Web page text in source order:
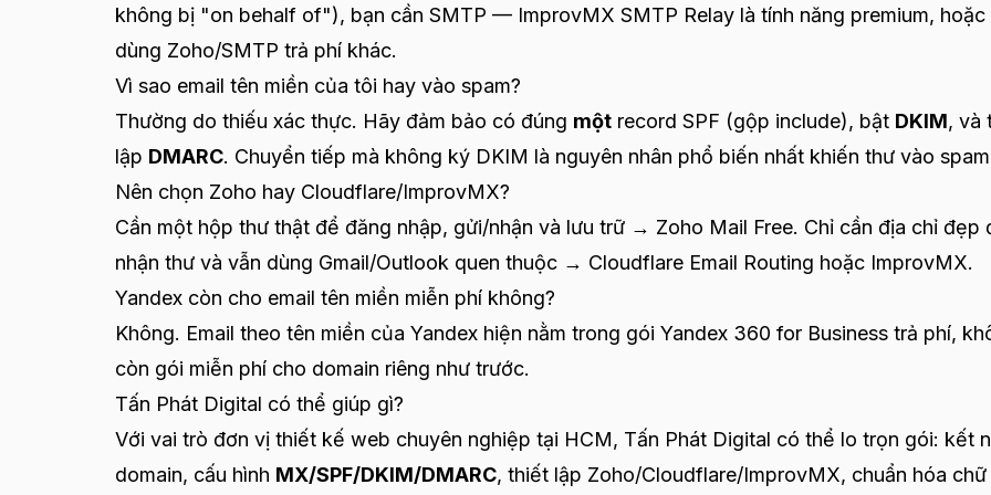
không bị "on behalf of"), bạn cần SMTP — ImprovMX SMTP Relay là tính năng premium, hoặc
dùng Zoho/SMTP trả phí khác.
Vì sao email tên miền của tôi hay vào spam?
Thường do thiếu xác thực. Hãy đảm bảo có đúng một record SPF (gộp include), bật DKIM, và
lập DMARC. Chuyển tiếp mà không ký DKIM là nguyên nhân phổ biến nhất khiến thư vào
Nên chọn Zoho hay Cloudflare/ImprovMX?
Cần một hộp thư thật để đăng nhập, gửi/nhận và lưu trữ → Zoho Mail Free. Chỉ cần địa chỉ đẹp
nhận thư và vẫn dùng Gmail/Outlook quen thuộc → Cloudflare Email Routing hoặc ImprovMX.
Yandex còn cho email tên miền miễn phí không?
Không. Email theo tên miền của Yandex hiện nằm trong gói Yandex 360 for Business trả phí,
còn gói miễn phí cho domain riêng như trước.
Tấn Phát Digital có thể giúp gì?
Với vai trò đơn vị thiết kế web chuyên nghiệp tại HCM, Tấn Phát Digital có thể lo trọn gói: kết
domain, cấu hình MX/SPF/DKIM/DMARC, thiết lập Zoho/Cloudflare/ImprovMX, chuẩn hóa chữ